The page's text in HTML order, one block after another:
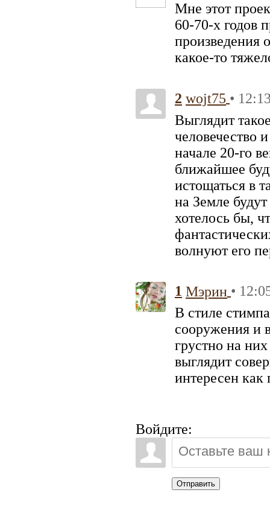
Мне этот
60-70-х годов
произведения
какое-то
2 wojt75 •
Выглядит
человечество
начале 20-го
ближайшее
истощаться в
на Земле
хотелось бы,
волнуют его
1 Мэрин •
В стиле
сооружения и
грустно на
выглядит
интересен как
Войдите:
Отправить